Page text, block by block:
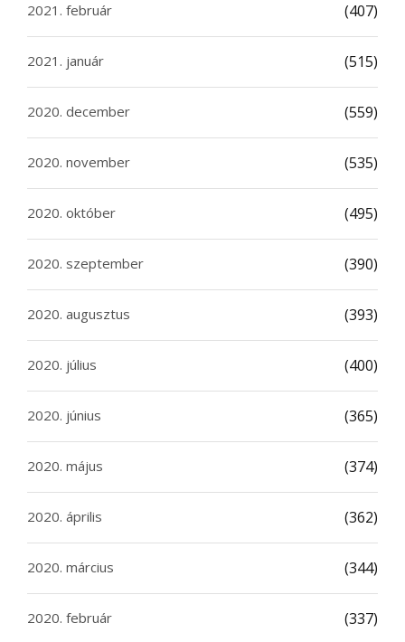
2021. február (407)
2021. január (515)
2020. december (559)
2020. november (535)
2020. október (495)
2020. szeptember (390)
2020. augusztus (393)
2020. július (400)
2020. június (365)
2020. május (374)
2020. április (362)
2020. március (344)
2020. február (337)